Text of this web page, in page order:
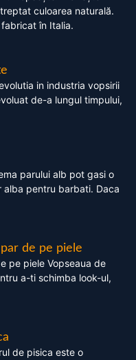
culoarea naturală.
în Italia.
in industria vopsirii
de-a lungul timpului,
parului alb pot gasi o
alba pentru barbati. Daca
de pe piele
pe piele Vopseaua de
a-ti schimba look-ul,
de pisica este o